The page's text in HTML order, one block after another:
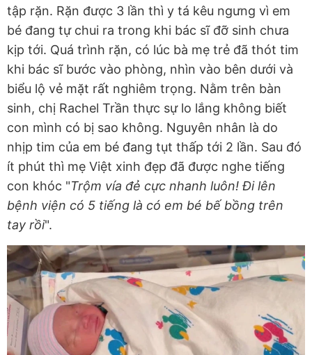
tập rặn. Rặn được 3 lần thì y tá kêu ngưng vì em
bé đang tự chui ra trong khi bác sĩ đỡ sinh chưa
kịp tới. Quá trình rặn, có lúc bà mẹ trẻ đã thót tim
khi bác sĩ bước vào phòng, nhìn vào bên dưới và
biểu lộ vẻ mặt rất nghiêm trọng. Nằm trên bàn
sinh, chị Rachel Trần thực sự lo lắng không biết
con mình có bị sao không. Nguyên nhân là do
nhịp tim của em bé đang tụt thấp tới 2 lần. Sau đó
ít phút thì mẹ Việt xinh đẹp đã được nghe tiếng
con khóc "Trộm vía đẻ cực nhanh luôn! Đi lên
bệnh viện có 5 tiếng là có em bé bế bồng trên
tay rồi".